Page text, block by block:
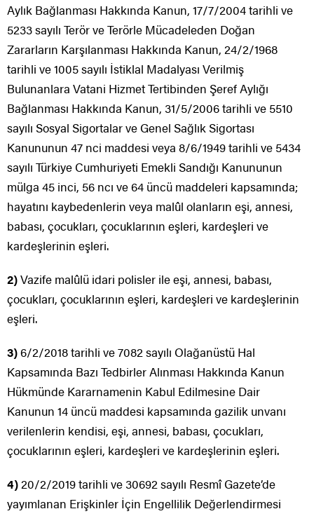
Aylık Bağlanması Hakkında Kanun, 17/7/2004 tarihli ve
5233 sayılı Terör ve Terörle Mücadeleden Doğan
Zararların Karşılanması Hakkında Kanun, 24/2/1968
tarihli ve 1005 sayılı İstiklal Madalyası Verilmiş
Bulunanlara Vatani Hizmet Tertibinden Şeref Aylığı
Bağlanması Hakkında Kanun, 31/5/2006 tarihli ve 5510
sayılı Sosyal Sigortalar ve Genel Sağlık Sigortası
Kanununun 47 nci maddesi veya 8/6/1949 tarihli ve 5434
sayılı Türkiye Cumhuriyeti Emekli Sandığı Kanununun
mülga 45 inci, 56 ncı ve 64 üncü maddeleri kapsamında;
hayatını kaybedenlerin veya malûl olanların eşi, annesi,
babası, çocukları, çocuklarının eşleri, kardeşleri ve
kardeşlerinin eşleri.
2)Vazife malûlü idari polisler ile eşi, annesi, babası,
çocukları, çocuklarının eşleri, kardeşleri ve kardeşlerinin
eşleri.
3)6/2/2018 tarihli ve 7082 sayılı Olağanüstü Hal
Kapsamında Bazı Tedbirler Alınması Hakkında Kanun
Hükmünde Kararnamenin Kabul Edilmesine Dair
Kanunun 14 üncü maddesi kapsamında gazilik unvanı
verilenlerin kendisi, eşi, annesi, babası, çocukları,
çocuklarının eşleri, kardeşleri ve kardeşlerinin eşleri.
4)20/2/2019 tarihli ve 30692 sayılı Resmî Gazete’de
yayımlanan Erişkinler İçin Engellilik Değerlendirmesi